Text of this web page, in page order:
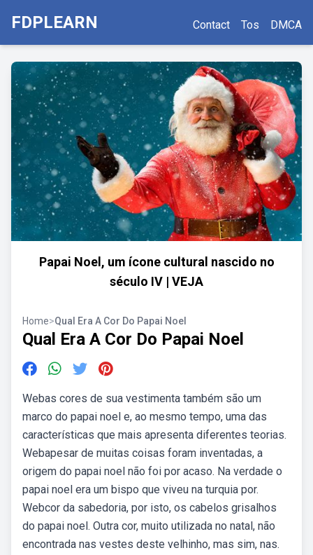
FDPLEARN Contact Tos DMCA
Papai Noel, um ícone cultural nascido no
século IV | VEJA
Home>Qual Era A Cor Do Papai Noel
Qual Era A Cor Do Papai Noel
Webas cores de sua vestimenta também são um
marco do papai noel e, ao mesmo tempo, uma das
características que mais apresenta diferentes teorias.
Webapesar de muitas coisas foram inventadas, a
origem do papai noel não foi por acaso. Na verdade o
papai noel era um bispo que viveu na turquia por.
Webcor da sabedoria, por isto, os cabelos grisalhos
do papai noel. Outra cor, muito utilizada no natal, não
encontrada nas vestes deste velhinho, mas sim, nas.